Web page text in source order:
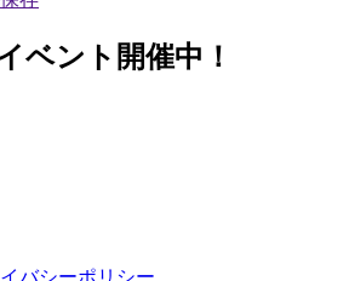
ベント開催中！
バシーポリシー